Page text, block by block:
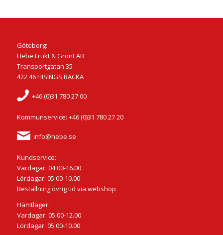
Göteborg:
Hebe Frukt & Grönt AB
Transportgatan 35
422 46 HISINGS BACKA
+46 (0)31 780 27 00
Kommunservice: +46 (0)31 780 27 20
info@hebe.se
Kundservice:
Vardagar: 04.00-16.00
Lördagar: 05.00-10.00
Beställning övrig tid via webshop
Hämtlager:
Vardagar: 05.00-12.00
Lördagar: 05.00-10.00